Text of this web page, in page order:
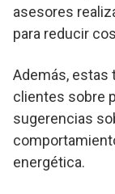
asesores
para reducir
Además, estas
clientes sobre
sugerencias
energética.